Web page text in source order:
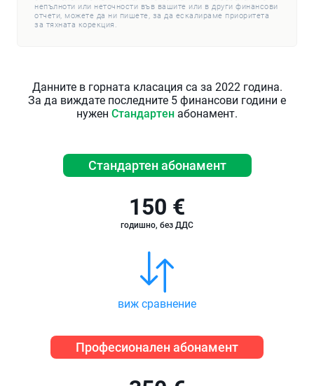
непълноти или неточности във вашите или в други финансови
отчети, можете да ни пишете, за да ескалираме приоритета
за тяхната корекция.
Данните в горната класация са за 2022 година.
За да виждате последните 5 финансови години е
нужен Стандартен абонамент.
Стандартен абонамент
150 €
годишно, без ДДС
виж сравнение
Професионален абонамент